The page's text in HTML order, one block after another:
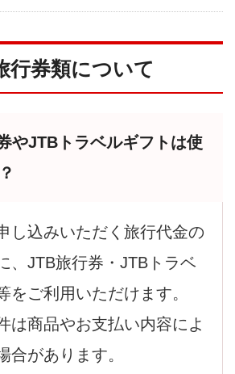
行券類について
やJTBトラベルギフトは使
し込みいただく旅行代金の
、JTB旅行券・JTBトラベ
をご利用いただけます。
は商品やお支払い内容によ
合があります。